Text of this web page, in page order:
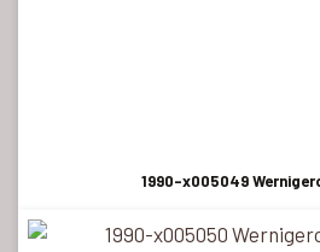
1990-x005049